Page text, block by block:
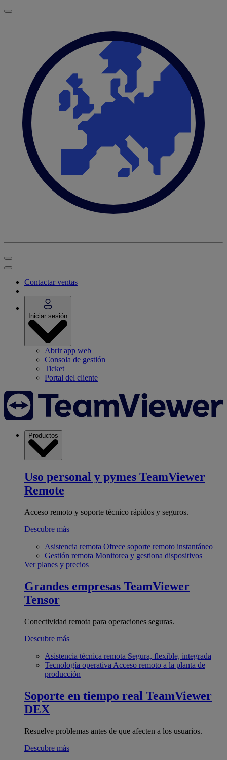
Contactar ventas
Iniciar sesión
Abrir app web
Consola de gestión
Ticket
Portal del cliente
Productos
Uso personal y pymes TeamViewer
Remote
Acceso remoto y soporte técnico rápidos y seguros.
Descubre más
Asistencia remota Ofrece soporte remoto instantáneo
Gestión remota Monitorea y gestiona dispositivos
Ver planes y precios
Grandes empresas TeamViewer
Tensor
Conectividad remota para operaciones seguras.
Descubre más
Asistencia técnica remota Segura, flexible, integrada
Tecnología operativa Acceso remoto a la planta de
producción
Soporte en tiempo real TeamViewer
DEX
Resuelve problemas antes de que afecten a los usuarios.
Descubre más